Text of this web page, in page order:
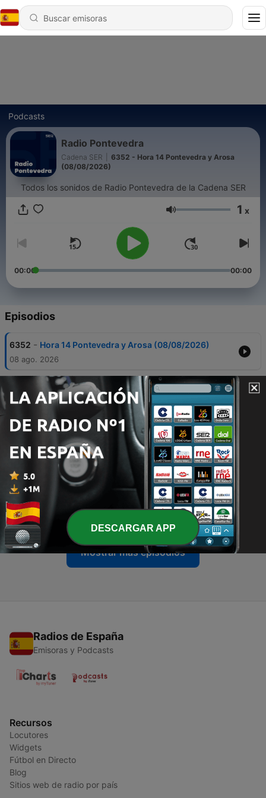
Podcasts
Radio Pontevedra
Cadena SER
6352 - Hora 14 Pontevedra y Arosa
(08/08/2026)
Todos los sonidos de Radio Pontevedra de la Cadena SER
Volumen 1 x
00:00 00:00
Episodios
6352 - Hora 14 Pontevedra y Arosa (08/08/2026)
08 ago. 2026
Hora 14 Galicia (08/08/2026)
08 ago. 2026
6350 A Vivir Galicia (08/08/2026)
6349 La Tertulia (08/08/2026)
08 ago. 2026
6348 Pregón Peregrina 2026 - Ramón Rozas
08 ago. 2026
Mostrar más episodios
Radios de España
Emisoras y Podcasts
Recursos
Locutores
Widgets
Fútbol en Directo
Blog
Sitios web de radio por país
DESCARGAR APP